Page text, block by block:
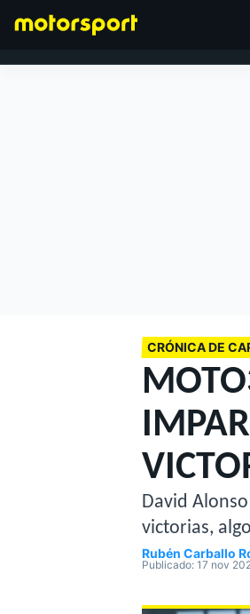
CRÓNICA DE
David
victorias,
Rubén Carballo
Publicado: 17 nov